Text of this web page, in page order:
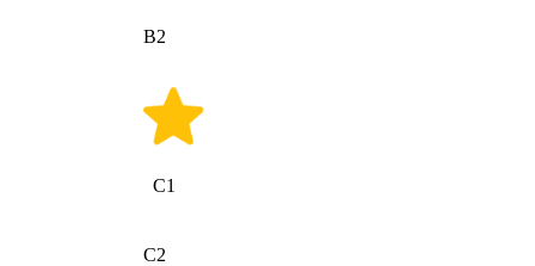
B2
C1
C2